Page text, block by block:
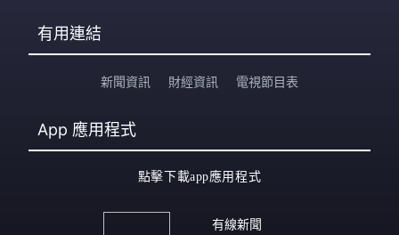
有用連結
新聞資訊 財經資訊 電視節目表
App 應用程式
點擊下載app應用程式
有線新聞